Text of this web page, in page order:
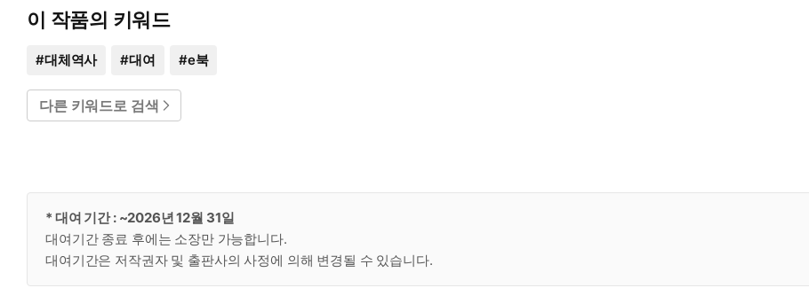
이 작품의 키워드
#대체역사 #대여 #e북
다른 키워드로 검색
* 대여 기간 : ~2026년 12월 31일
대여기간 종료 후에는 소장만 가능합니다.
대여기간은 저작권자 및 출판사의 사정에 의해 변경될 수 있습니다.